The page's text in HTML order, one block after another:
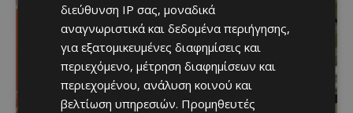
διεύθυνση IP σας, μοναδικά
αναγνωριστικά και δεδομένα περιήγησης,
για εξατομικευμένες διαφημίσεις και
περιεχόμενο, μέτρηση διαφημίσεων και
περιεχομένου, ανάλυση κοινού και
βελτίωση υπηρεσιών. Προμηθευτές